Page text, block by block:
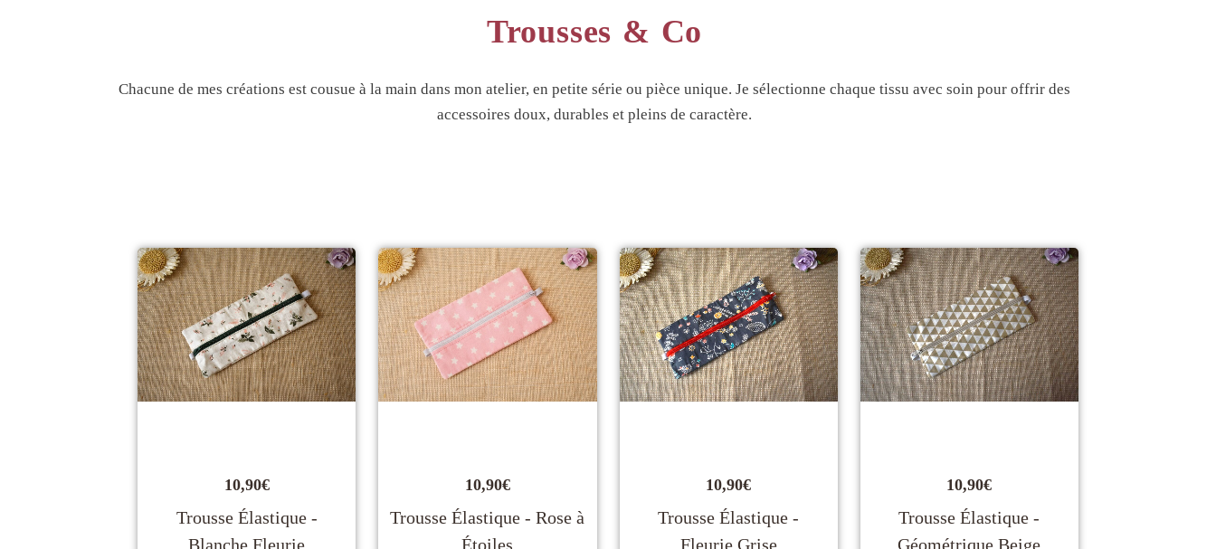
Trousses & Co
Chacune de mes créations est cousue à la main dans mon atelier, en petite série ou pièce unique. Je sélectionne chaque tissu avec soin pour offrir des
accessoires doux, durables et pleins de caractère.
10,90€
Trousse Élastique -
Blanche Fleurie
10,90€
Trousse Élastique - Rose à
Étoiles
10,90€
Trousse Élastique -
Fleurie Grise
10,90€
Trousse Élastique -
Géométrique Beige